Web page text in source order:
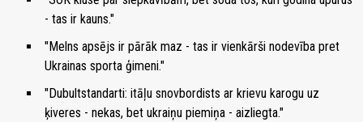
- tas ir kauns."
"Melns apsējs ir pārāk maz - tas ir vienkārši nodevība pret
Ukrainas sporta ģimeni."
"Dubultstandarti: itāļu snovbordists ar krievu karogu uz
ķiveres - nekas, bet ukraiņu piemiņa - aizliegta."